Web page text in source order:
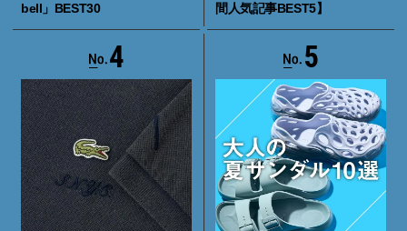
bell」BEST30
間人気記事BEST5】
4 5